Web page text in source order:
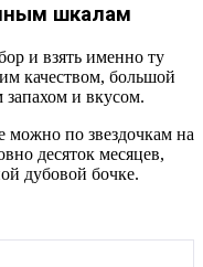
шкалам
и взять именно ту
качеством, большой
и вкусом.
можно по звездочкам на
десяток месяцев,
дубовой бочке.